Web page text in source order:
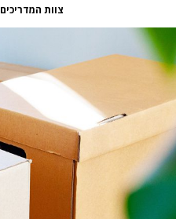
צוות המדריכים